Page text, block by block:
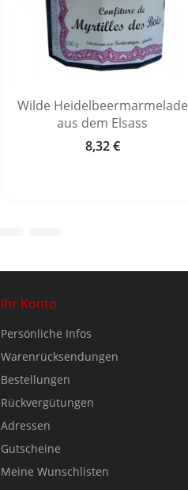
Wilde Heidelbeermarmelade
aus dem Elsass
Preis
8,32 €
Ihr Konto
Persönliche Infos
Warenrücksendungen
Bestellungen
Rückvergütungen
Adressen
Gutscheine
Meine Wunschlisten